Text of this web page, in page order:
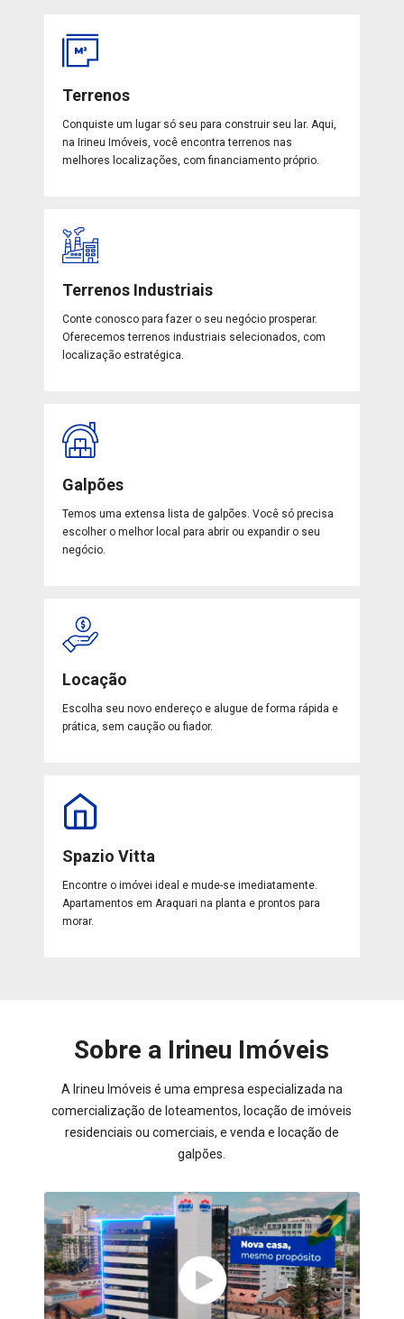
Terrenos
Conquiste um lugar só seu para construir seu lar. Aqui,
na Irineu Imóveis, você encontra terrenos nas
melhores localizações, com financiamento próprio.
Terrenos Industriais
Conte conosco para fazer o seu negócio prosperar.
Oferecemos terrenos industriais selecionados, com
localização estratégica.
Galpões
Temos uma extensa lista de galpões. Você só precisa
escolher o melhor local para abrir ou expandir o seu
negócio.
Locação
Escolha seu novo endereço e alugue de forma rápida e
prática, sem caução ou fiador.
Spazio Vitta
Encontre o imóvei ideal e mude-se imediatamente.
Apartamentos em Araquari na planta e prontos para
morar.
Sobre a Irineu Imóveis
A Irineu Imóveis é uma empresa especializada na
comercialização de loteamentos, locação de imóveis
residenciais ou comerciais, e venda e locação de
galpões.